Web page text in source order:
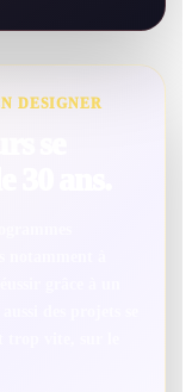
DESIGNER